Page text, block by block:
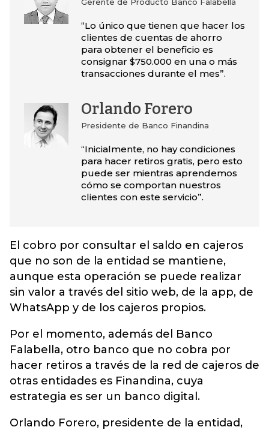
“Lo único que tienen que hacer los
clientes de cuentas de ahorro
para obtener el beneficio es
consignar $750.000 en una o más
transacciones durante el mes”.
Orlando Forero
Presidente de Banco Finandina
“Inicialmente, no hay condiciones
para hacer retiros gratis, pero esto
puede ser mientras aprendemos
cómo se comportan nuestros
clientes con este servicio”.
El cobro por consultar el saldo en cajeros
que no son de la entidad se mantiene,
aunque esta operación se puede realizar
sin valor a través del sitio web, de la app, de
WhatsApp y de los cajeros propios.
Por el momento, además del Banco
Falabella, otro banco que no cobra por
hacer retiros a través de la red de cajeros de
otras entidades es Finandina, cuya
estrategia es ser un banco digital.
Orlando Forero, presidente de la entidad,